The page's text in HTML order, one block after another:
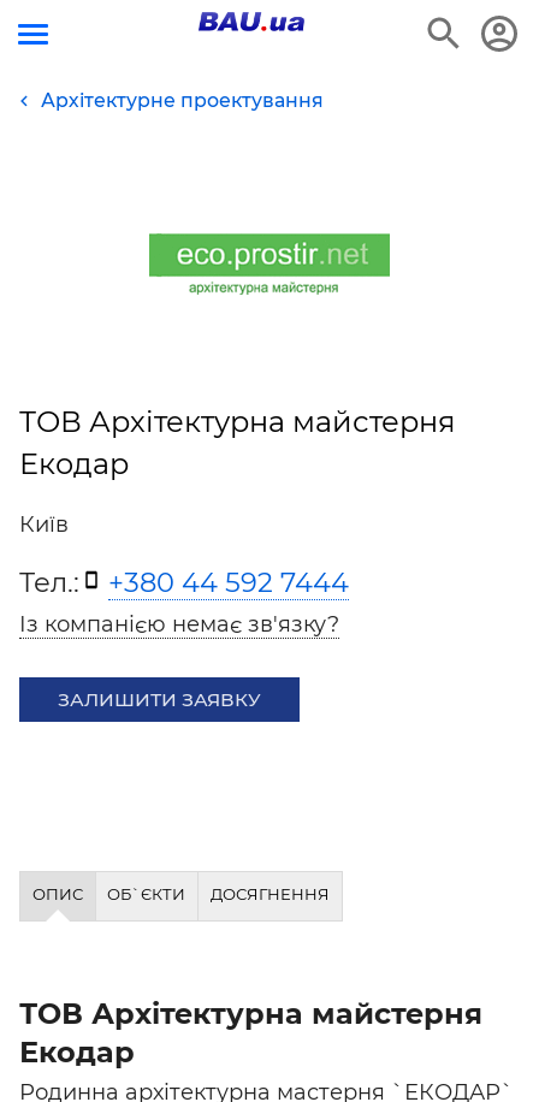
Архітектурне проектування
ТОВ Архітектурна майстерня
Екодар
Київ
Тел.: +380 44 592 7444
Із компанією немає зв'язку?
ЗАЛИШИТИ ЗАЯВКУ
ОПИС ОБ`ЄКТИ ДОСЯГНЕННЯ
ТОВ Архітектурна майстерня
Екодар
Родинна архітектурна мастерня `ЕКОДАР`